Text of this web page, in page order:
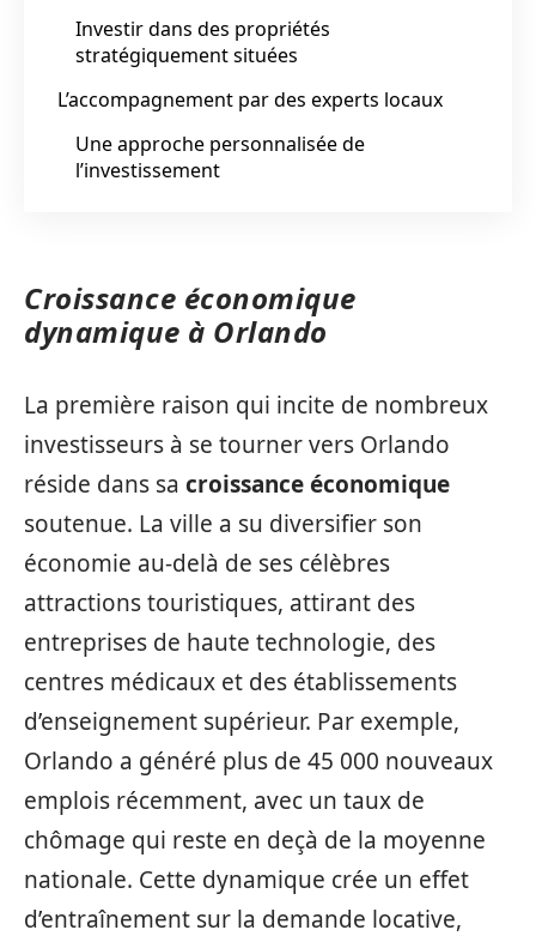
Investir dans des propriétés
stratégiquement situées
L’accompagnement par des experts locaux
Une approche personnalisée de
l’investissement
Croissance économique
dynamique à Orlando
La première raison qui incite de nombreux
investisseurs à se tourner vers Orlando
réside dans sa croissance économique
soutenue. La ville a su diversifier son
économie au-delà de ses célèbres
attractions touristiques, attirant des
entreprises de haute technologie, des
centres médicaux et des établissements
d’enseignement supérieur. Par exemple,
Orlando a généré plus de 45 000 nouveaux
emplois récemment, avec un taux de
chômage qui reste en deçà de la moyenne
nationale. Cette dynamique crée un effet
d’entraînement sur la demande locative,